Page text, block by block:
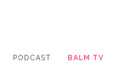
PODCAST BALM TV